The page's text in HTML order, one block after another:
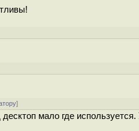
]
мало где